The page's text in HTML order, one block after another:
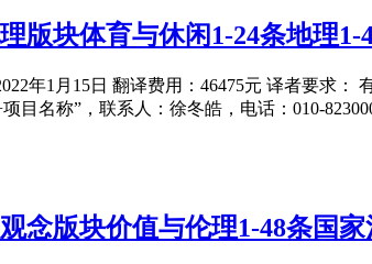
版块体育与休闲1-24条地理1-
年1月15日 翻译费用：46475元 译者要求
目名称”，联系人：徐冬皓，电话：010-
念版块价值与伦理1-48条国